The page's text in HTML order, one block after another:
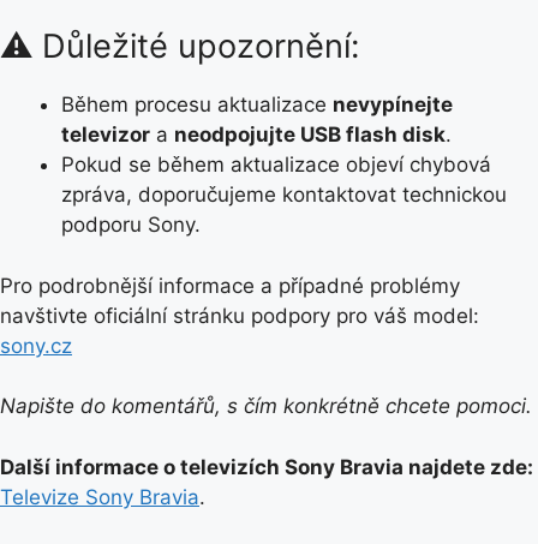
⚠️ Důležité upozornění:
Během procesu aktualizace nevypínejte
televizor a neodpojujte USB flash disk.
Pokud se během aktualizace objeví chybová
zpráva, doporučujeme kontaktovat technickou
podporu Sony.
Pro podrobnější informace a případné problémy
navštivte oficiální stránku podpory pro váš model:
sony.cz
Napište do komentářů, s čím konkrétně chcete pomoci.
Další informace o televizích Sony Bravia najdete zde:
Televize Sony Bravia.